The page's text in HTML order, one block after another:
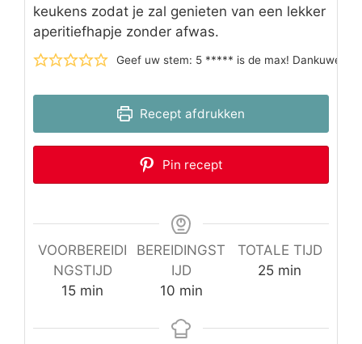
keukens zodat je zal genieten van een lekker
aperitiefhapje zonder afwas.
Geef uw stem: 5 ***** is de max! Dankuwel
Recept afdrukken
Pin recept
VOORBEREIDI
NGSTIJD
15minuten
min
BEREIDINGST
IJD
10minuten
min
TOTALE TIJD
25minuten
min